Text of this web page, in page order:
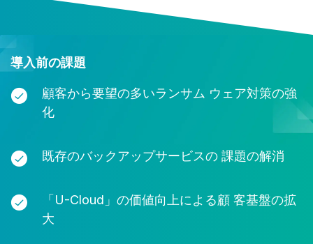
導入前の課題
顧客から要望の多いランサム ウェア対策の強
化
既存のバックアップサービスの 課題の解消
「U-Cloud」の価値向上による顧 客基盤の拡
大